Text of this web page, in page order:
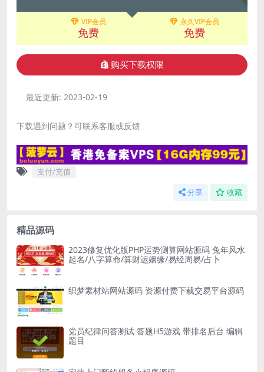
VIP会员
免费
永久VIP会员
免费
购买下载权限
最近更新: 2023-02-19
下载遇到问题？可联系客服或反馈
支付/充值
分享 收藏
精品源码
2023修复优化版PHP运势测算网站源码 兔年风水
起名/八字算命/算财运姻缘/易经周易/占卜
织梦素材站网站源码 资源付费下载交易平台源码
党员纪律问答测试 答题H5游戏 带排名后台 编辑
题目